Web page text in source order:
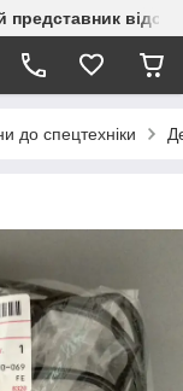
відомих
до спецтехніки